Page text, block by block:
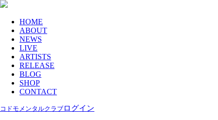
HOME
ABOUT
NEWS
LIVE
ARTISTS
RELEASE
BLOG
SHOP
CONTACT
コドモメンタルクラブ ログイン